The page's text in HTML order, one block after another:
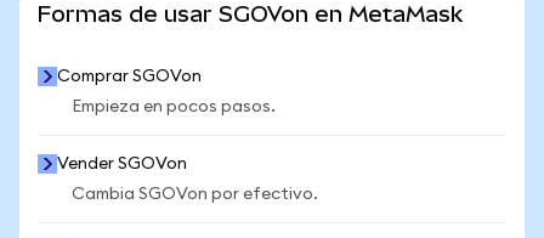
Formas de usar SGOVon en MetaMask
Comprar SGOVon
Empieza en pocos pasos.
Vender SGOVon
Cambia SGOVon por efectivo.